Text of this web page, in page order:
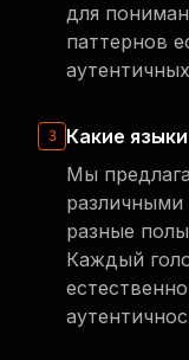
для
паттернов
3
Какие
Мы
различными
разные
Каждый